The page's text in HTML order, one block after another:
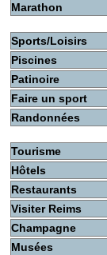
Marathon
Sports/Loisirs
Piscines
Patinoire
Faire un sport
Randonnées
Tourisme
Hôtels
Restaurants
Visiter Reims
Champagne
Musées